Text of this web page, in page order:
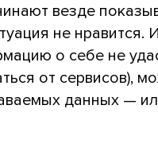
везде
не нравится.
о себе не
от сервисов),
данных —